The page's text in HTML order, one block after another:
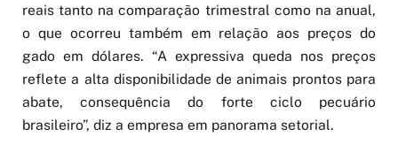
reais tanto na comparação trimestral como na anual,
o que ocorreu também em relação aos preços do
gado em dólares. “A expressiva queda nos preços
reflete a alta disponibilidade de animais prontos para
abate, consequência do forte ciclo pecuário
brasileiro”, diz a empresa em panorama setorial.